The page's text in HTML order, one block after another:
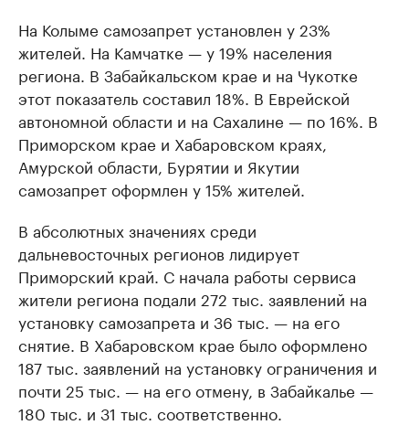
На Колыме самозапрет установлен у 23%
жителей. На Камчатке — у 19% населения
региона. В Забайкальском крае и на Чукотке
этот показатель составил 18%. В Еврейской
автономной области и на Сахалине — по 16%. В
Приморском крае и Хабаровском краях,
Амурской области, Бурятии и Якутии
самозапрет оформлен у 15% жителей.
В абсолютных значениях среди
дальневосточных регионов лидирует
Приморский край. С начала работы сервиса
жители региона подали 272 тыс. заявлений на
установку самозапрета и 36 тыс. — на его
снятие. В Хабаровском крае было оформлено
187 тыс. заявлений на установку ограничения и
почти 25 тыс. — на его отмену, в Забайкалье —
180 тыс. и 31 тыс. соответственно.